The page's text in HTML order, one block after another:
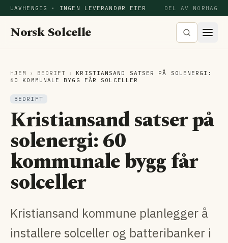
UAVHENGIG · INGEN LEVERANDØR EIER DEL AV NORHAG
Norsk Solcelle
HJEM › BEDRIFT ›
KRISTIANSAND SATSER PÅ SOLENERGI:
60 KOMMUNALE BYGG FÅR SOLCELLER
BEDRIFT
Kristiansand satser på
solenergi: 60
kommunale bygg får
solceller
Kristiansand kommune planlegger å
installere solceller og batteribanker i